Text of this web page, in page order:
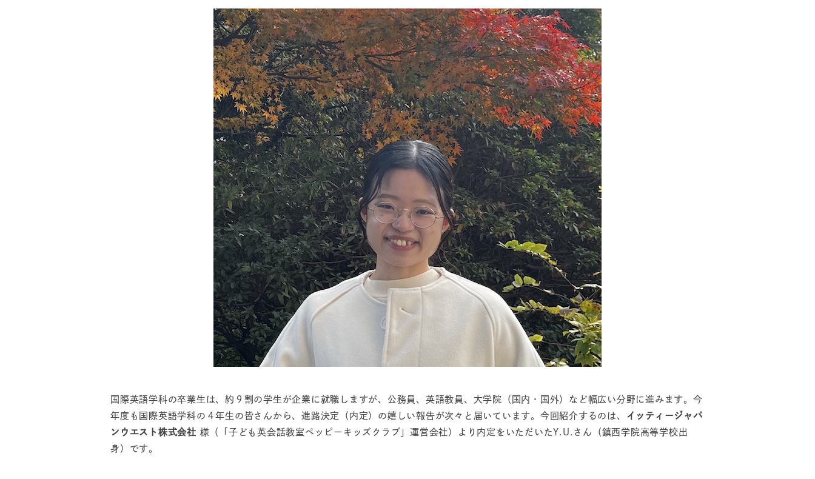
国際英語学科の卒業生は、約９割の学生が企業に就職しますが、公務員、英語教員、大学院（国内・国外）など幅広い分野に進みます。今
年度も国際英語学科の４年生の皆さんから、進路決定（内定）の嬉しい報告が次々と届いています。今回紹介するのは、 イッティージャパ
ンウエスト株式会社 様（「子ども英会話教室ペッピーキッズクラブ」運営会社）より内定をいただいたY.U.さん（鎮西学院高等学校出
身）です。